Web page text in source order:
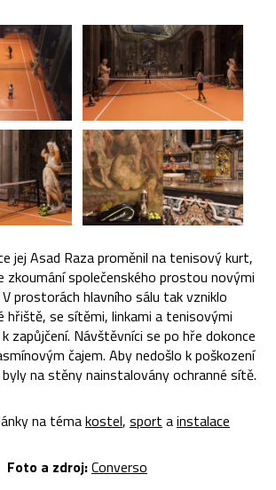
jej Asad Raza proměnil na tenisový kurt,
zkoumání společenského prostou novými
prostorách hlavního sálu tak vzniklo
hřiště, se sítěmi, linkami a tenisovými
zapůjčení. Návštěvníci se po hře dokonce
čajem. Aby nedošlo k poškození
na stěny nainstalovány ochranné sítě.
na témakostel, sport ainstalace
Foto a zdroj:Converso